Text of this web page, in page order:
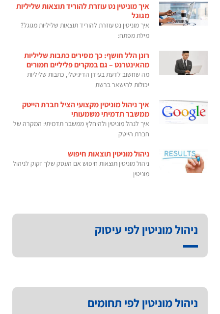
איך מוניטין נט עוזרת להוריד תוצאות שליליות
מגוגל
איך מוניטין נט עוזרת להוריד תוצאות שליליות מגוגל?
מילת מפתח:
רונן הלל חושף: כך מסירים כתבות שליליות
מהאינטרנט – גם במקרים פליליים חמורים
מה שחשוב לדעת בעידן הדיגיטלי, כתבות שליליות
יכולות להישאר ברשת
איך ניהול מוניטין מקצועי הציל חברת הייטק
ממשבר תדמיתי משמעותי
איך לנהל מוניטין ולהיחלץ ממשבר תדמיתי: המקרה של
חברת הייטק
ניהול מוניטין תוצאות חיפוש
ניהול מוניטין תוצאות חיפוש אם העסק שלך זקוק לניהול
מוניטין
ניהול מוניטין לפי עיסוק
ניהול מוניטין לפי תחומים